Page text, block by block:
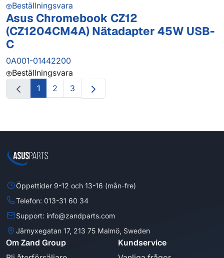
Beställningsvara
Asus Chromebook CZ12
(CZ1204CM4A) Nätadapter 45W USB-
C
0A001-01442200
Beställningsvara
1
2 3
Öppettider 9-12 och 13-16 (mån-fre)
Telefon: 013-31 60 34
Support: info@zandparts.com
Järnyxegatan 17, 213 75 Malmö, Sweden
Om Zand Group Kundservice